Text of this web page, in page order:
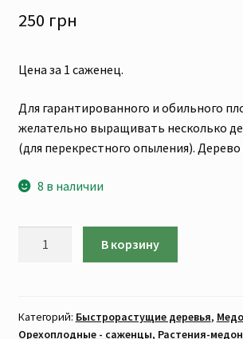
250 грн
Цена за 1 саженец.
Для гарантированного и обильного
желательно выращивать несколько
(для перекрестного опыления).
8 в наличии
съедобный
(САЖЕНЦЫ.
В корзину
Категорий: Быстрорастущие деревья,
Орехоплодные - саженцы, Растения-